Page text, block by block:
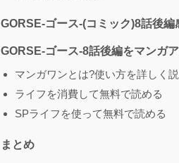
GORSE-ゴース-(コミック)8話後編
GORSE-ゴース-8話後編をマンガ
マンガワンとは?使い方を詳しく
ライフを消費して無料で読める
SPライフを使って無料で読める
まとめ